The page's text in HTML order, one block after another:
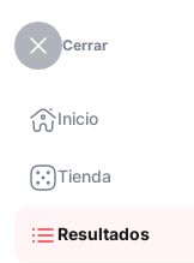
Cerrar
Inicio
Tienda
Resultados